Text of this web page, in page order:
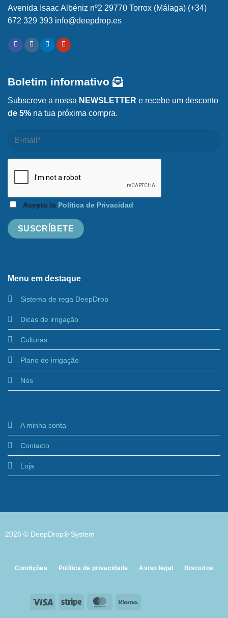
Avenida Isaac Albéniz nº2 29770 Torrox (Málaga) (+34)
672 329 393 info@deepdrop.es
Menu em destaque
Sistema de rega DeepDrop
Dicas de irrigação
Culturas
Plano de irrigação
Nós
A minha conta
Contacto
Loja
Boletim informativo
Subscreve a nossa NEWSLETTER e recebe um desconto
de 5% na tua próxima compra.
Acepto la Política de Privacidad
2026 © DeepDrop® System
Visa Stripe MasterCard
Condições Política de privacidade Aviso legal Biscoitos